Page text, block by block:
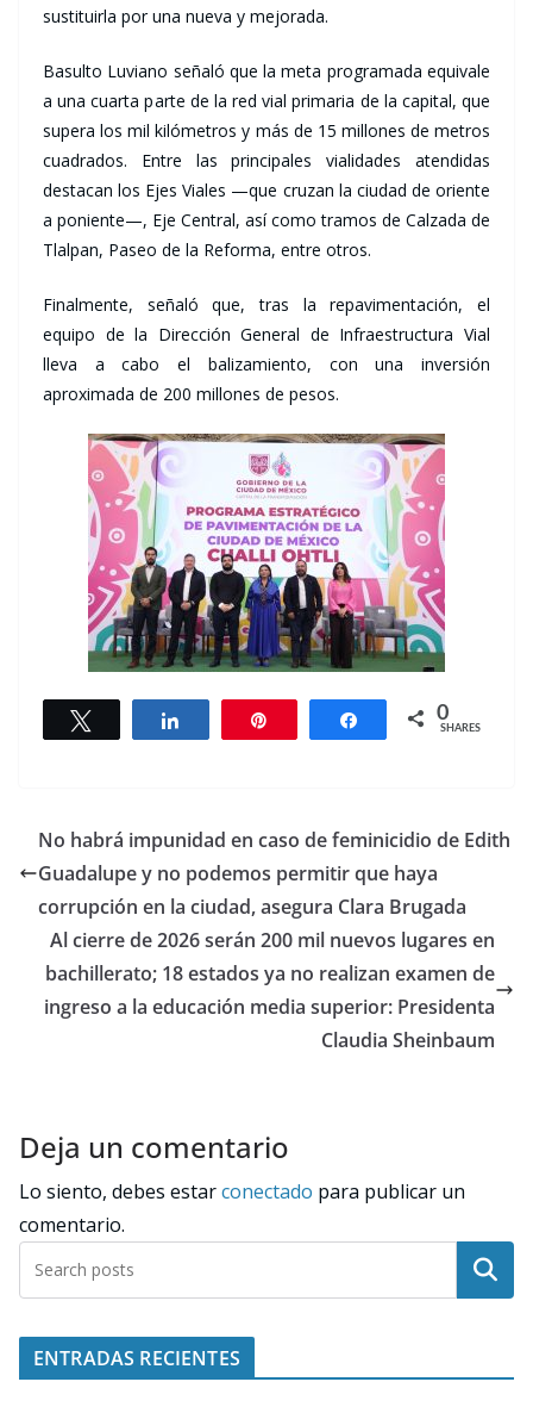
sustituirla por una nueva y mejorada.
Basulto Luviano señaló que la meta programada equivale
a una cuarta parte de la red vial primaria de la capital, que
supera los mil kilómetros y más de 15 millones de metros
cuadrados. Entre las principales vialidades atendidas
destacan los Ejes Viales —que cruzan la ciudad de oriente
a poniente—, Eje Central, así como tramos de Calzada de
Tlalpan, Paseo de la Reforma, entre otros.
Finalmente, señaló que, tras la repavimentación, el
equipo de la Dirección General de Infraestructura Vial
lleva a cabo el balizamiento, con una inversión
aproximada de 200 millones de pesos.
Share 0
SHARES
No habrá impunidad en caso de feminicidio de Edith
Guadalupe y no podemos permitir que haya
corrupción en la ciudad, asegura Clara Brugada
Al cierre de 2026 serán 200 mil nuevos lugares en
bachillerato; 18 estados ya no realizan examen de
ingreso a la educación media superior: Presidenta
Claudia Sheinbaum
Deja un comentario
Lo siento, debes estarconectado para publicar un
comentario.
Buscar
ENTRADAS RECIENTES